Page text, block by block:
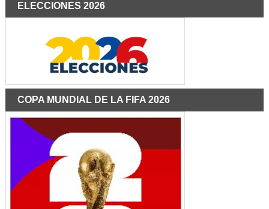
ELECCIONES 2026
COPA MUNDIAL DE LA FIFA 2026